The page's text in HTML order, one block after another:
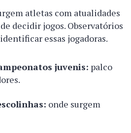
atletas com atualidades
decidir jogos. Observatórios
essas jogadoras.
juvenis: palco
onde surgem